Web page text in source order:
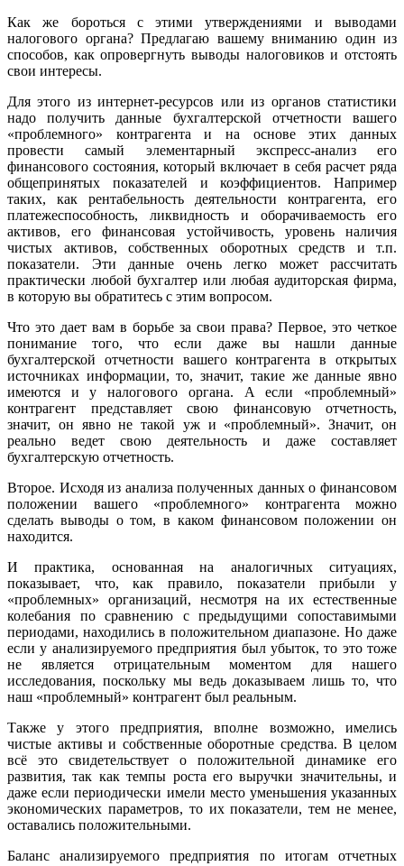
Как же бороться с этими утверждениями и выводами
налогового органа? Предлагаю вашему вниманию один из
способов, как опровергнуть выводы налоговиков и отстоять
свои интересы.
Для этого из интернет-ресурсов или из органов статистики
надо получить данные бухгалтерской отчетности вашего
«проблемного» контрагента и на основе этих данных
провести самый элементарный экспресс-анализ его
финансового состояния, который включает в себя расчет ряда
общепринятых показателей и коэффициентов. Например
таких, как рентабельность деятельности контрагента, его
платежеспособность, ликвидность и оборачиваемость его
активов, его финансовая устойчивость, уровень наличия
чистых активов, собственных оборотных средств и т.п.
показатели. Эти данные очень легко может рассчитать
практически любой бухгалтер или любая аудиторская фирма,
в которую вы обратитесь с этим вопросом.
Что это дает вам в борьбе за свои права? Первое, это четкое
понимание того, что если даже вы нашли данные
бухгалтерской отчетности вашего контрагента в открытых
источниках информации, то, значит, такие же данные явно
имеются и у налогового органа. А если «проблемный»
контрагент представляет свою финансовую отчетность,
значит, он явно не такой уж и «проблемный». Значит, он
реально ведет свою деятельность и даже составляет
бухгалтерскую отчетность.
Второе. Исходя из анализа полученных данных о финансовом
положении вашего «проблемного» контрагента можно
сделать выводы о том, в каком финансовом положении он
находится.
И практика, основанная на аналогичных ситуациях,
показывает, что, как правило, показатели прибыли у
«проблемных» организаций, несмотря на их естественные
колебания по сравнению с предыдущими сопоставимыми
периодами, находились в положительном диапазоне. Но даже
если у анализируемого предприятия был убыток, то это тоже
не является отрицательным моментом для нашего
исследования, поскольку мы ведь доказываем лишь то, что
наш «проблемный» контрагент был реальным.
Также у этого предприятия, вполне возможно, имелись
чистые активы и собственные оборотные средства. В целом
всё это свидетельствует о положительной динамике его
развития, так как темпы роста его выручки значительны, и
даже если периодически имели место уменьшения указанных
экономических параметров, то их показатели, тем не менее,
оставались положительными.
Баланс анализируемого предприятия по итогам отчетных